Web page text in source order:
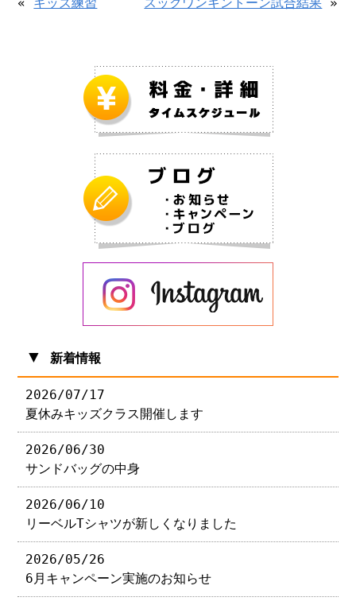
▼ 新着情報
2026/07/17
夏休みキッズクラス開催します
2026/06/30
サンドバッグの中身
2026/06/10
リーベルTシャツが新しくなりました
2026/05/26
6月キャンペーン実施のお知らせ